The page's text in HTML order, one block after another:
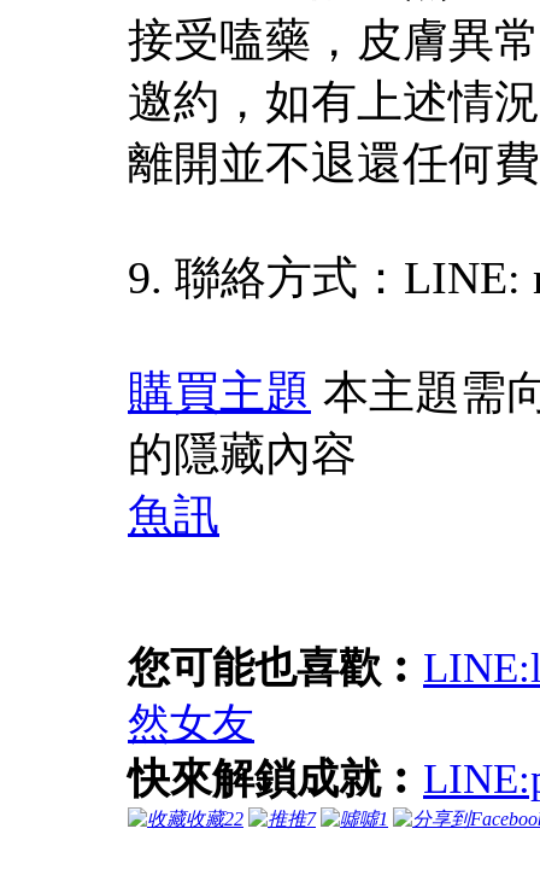
接受嗑藥，皮膚異
邀約，如有上述情
離開並不退還任何
9. 聯絡方式：
購買主題 本主題需
的隱藏內容
魚訊
您可能也喜歡︰
然女友
快來解鎖成就︰
收藏22 推7 噓1